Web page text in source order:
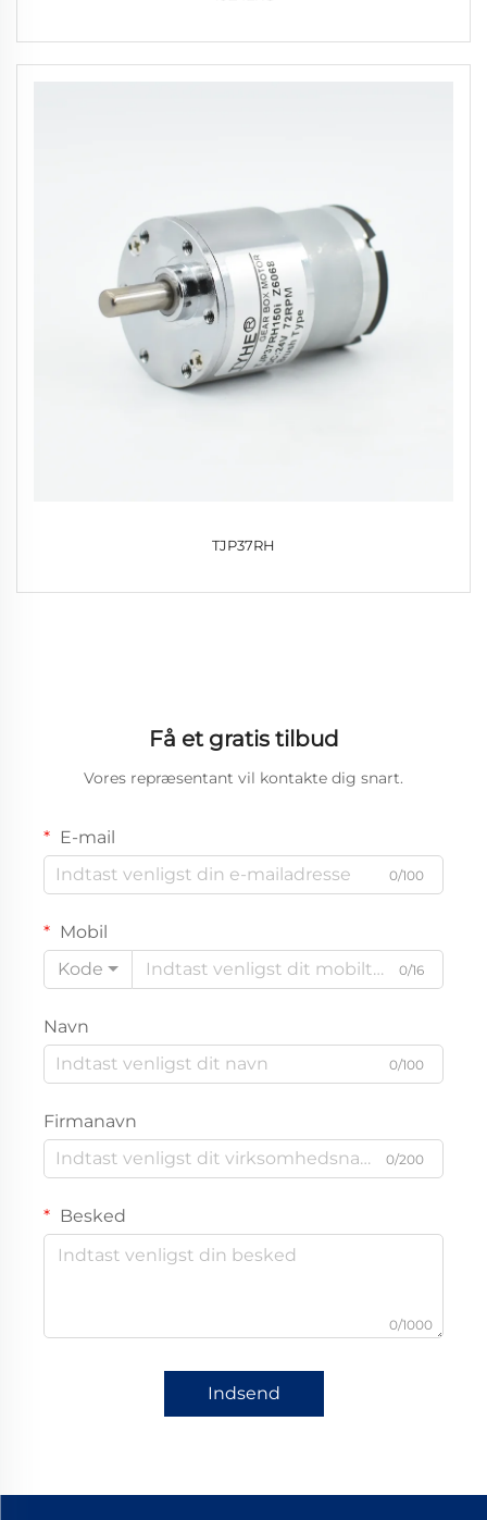
TJP37RH
Få et gratis tilbud
Vores repræsentant vil kontakte dig snart.
E-mail
0/100
Mobil
Kode
0/16
Navn
0/100
Firmanavn
0/200
Besked
0/1000
Indsend